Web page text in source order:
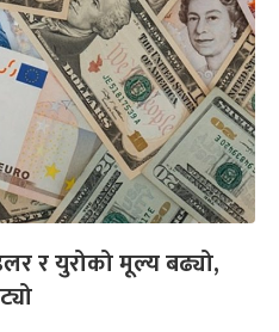
र युरोको मूल्य बढ्यो,